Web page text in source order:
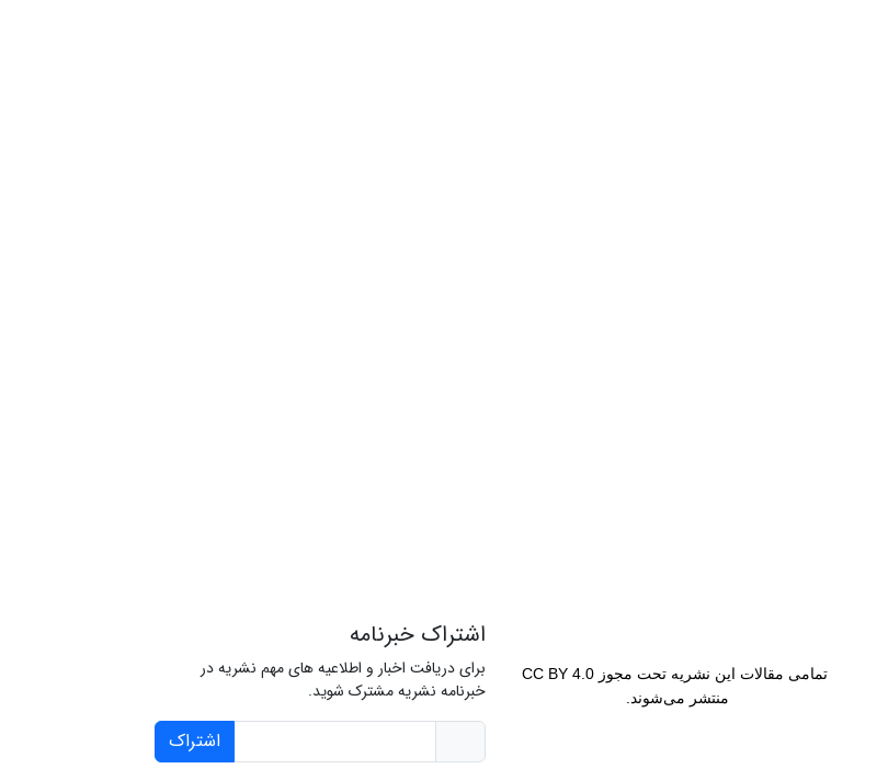
تمامی مقالات این نشریه تحت مجوز CC BY 4.0
منتشر می‌شوند.
اشتراک خبرنامه
برای دریافت اخبار و اطلاعیه های مهم نشریه در
خبرنامه نشریه مشترک شوید.
اشتراک